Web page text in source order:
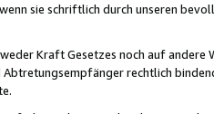
sie schriftlich durch unseren
Kraft Gesetzes noch auf andere
rechtlich